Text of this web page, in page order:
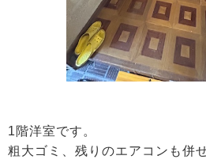
1階洋室です。
粗大ゴミ、残りのエアコンも併